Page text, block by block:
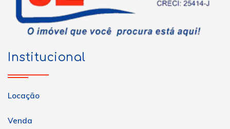
Institucional
Locação
Venda